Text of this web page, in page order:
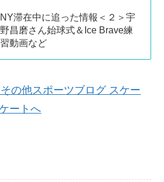
NY滞在中に追った情報＜２＞宇
野昌磨さん始球式＆Ice Brave練
習動画など